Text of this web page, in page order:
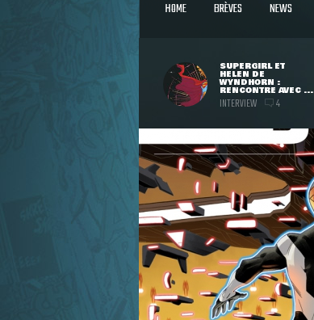
HOME BRÈVES NEWS
SUPERGIRL ET
HELEN DE
WYNDHORN :
RENCONTRE AVEC ...
INTERVIEW 4